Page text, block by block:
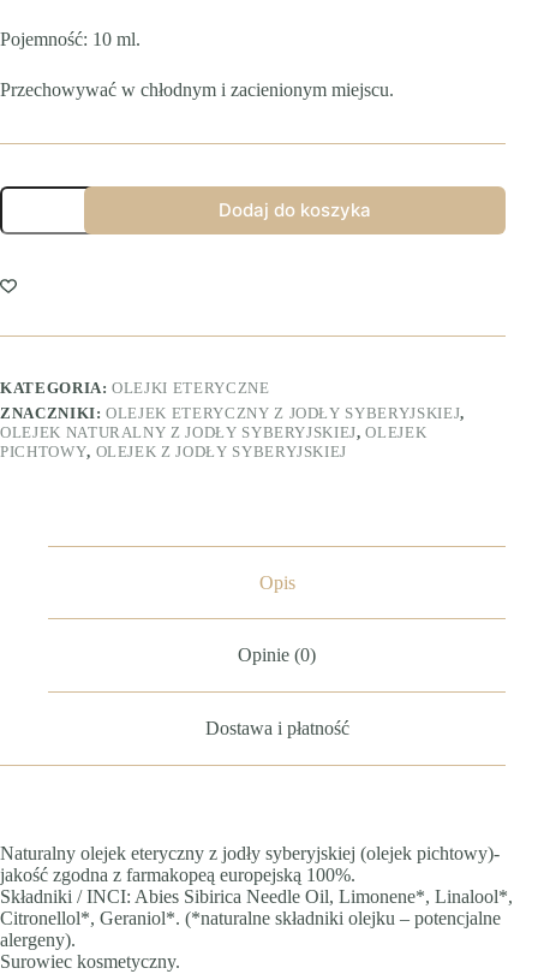
Pojemność: 10 ml.
Przechowywać w chłodnym i zacienionym miejscu.
ilość
eteryczny
jodły
syberyjskiej
Dodaj do koszyka
KATEGORIA:OLEJKI ETERYCZNE
ZNACZNIKI:OLEJEK ETERYCZNY Z JODŁY SYBERYJSKIEJ,
OLEJEK NATURALNY Z JODŁY SYBERYJSKIEJ,OLEJEK
PICHTOWY, OLEJEK Z JODŁY SYBERYJSKIEJ
Opis
Opinie (0)
Dostawa i płatność
Naturalny olejek eteryczny z jodły syberyjskiej (olejek pichtowy)-
jakość zgodna z farmakopeą europejską 100%.
Składniki / INCI: Abies Sibirica Needle Oil, Limonene*, Linalool*,
Citronellol*, Geraniol*. (*naturalne składniki olejku – potencjalne
alergeny).
Surowiec kosmetyczny.